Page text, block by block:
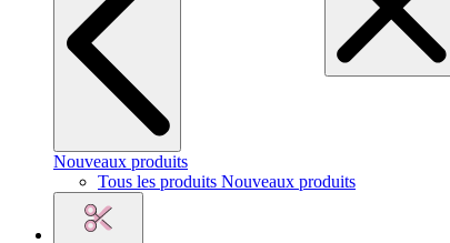
Nouveaux produits
Tous les produits Nouveaux produits